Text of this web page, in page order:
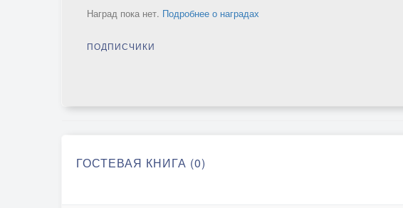
Наград пока нет. Подробнее о наградах
ПОДПИСЧИКИ
ГОСТЕВАЯ КНИГА (0)